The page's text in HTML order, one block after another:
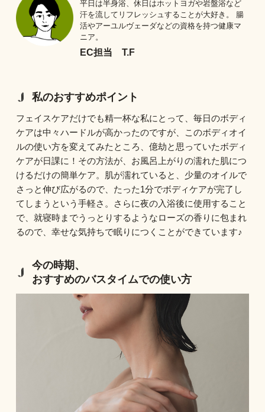
平日は半身浴、休日はホットヨガや岩盤浴など
汗を流してリフレッシュすることが大好き。
腸
活やアーユルヴェーダなどの資格を持つ健康マ
ニア。
EC担当 T.F
私のおすすめポイント
フェイスケアだけでも精一杯な私にとって、毎日のボディ
ケアは中々ハードルが高かったのですが、このボディオイ
ルの使い方を変えてみたところ、億劫と思っていたボディ
ケアが日課に！その方法が、お風呂上がりの濡れた肌につ
けるだけの簡単ケア。肌が濡れていると、少量のオイルで
さっと伸び広がるので、たった1分でボディケアが完了し
てしまうという手軽さ。さらに夜の入浴後に使用すること
で、就寝時までうっとりするようなローズの香りに包まれ
るので、幸せな気持ちで眠りにつくことができています♪
今の時期、
おすすめのバスタイムでの使い方